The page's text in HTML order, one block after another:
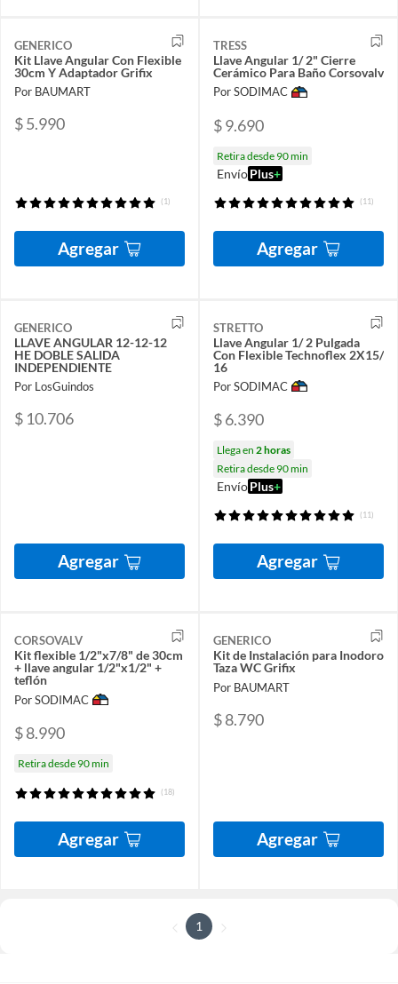
GENERICO
Kit Llave Angular Con Flexible
30cm Y Adaptador Grifix
Por BAUMART
$ 5.990
(1)
Agregar
TRESS
Llave Angular 1/ 2" Cierre
Cerámico Para Baño Corsovalv
Por SODIMAC
$ 9.690
Retira desde 90 min
EnvíoPlus+
(11)
Agregar
GENERICO
LLAVE ANGULAR 12-12-12
HE DOBLE SALIDA
INDEPENDIENTE
Por LosGuindos
$ 10.706
Agregar
STRETTO
Llave Angular 1/ 2 Pulgada
Con Flexible Technoflex 2X15/
16
Por SODIMAC
$ 6.390
Llega en 2 horas
Retira desde 90 min
EnvíoPlus+
(11)
Agregar
CORSOVALV
Kit flexible 1/2"x7/8" de 30cm
+ llave angular 1/2"x1/2" +
teflón
Por SODIMAC
$ 8.990
Retira desde 90 min
(18)
Agregar
GENERICO
Kit de Instalación para Inodoro
Taza WC Grifix
Por BAUMART
$ 8.790
Agregar
1